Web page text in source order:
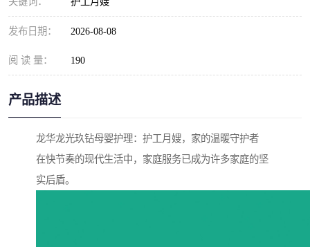
发布日期： 2026-08-08
阅 读 量： 190
产品描述
龙华龙光玖钻母婴护理：护工月嫂，家的温暖守护者
在快节奏的现代生活中，家庭服务已成为许多家庭的坚
实后盾。